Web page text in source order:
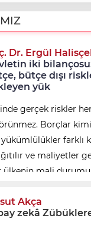
Nilüfer’de kaldırımlar
Avcılar Belediye
Çaykara tahliye edildi
Dr. Ergül
iki
bütçe dışı
yük
gerçek riskler
Borçlar
yükümlülükler farklı
ve maliyetler
ülkenin mali
Akça
zekâ